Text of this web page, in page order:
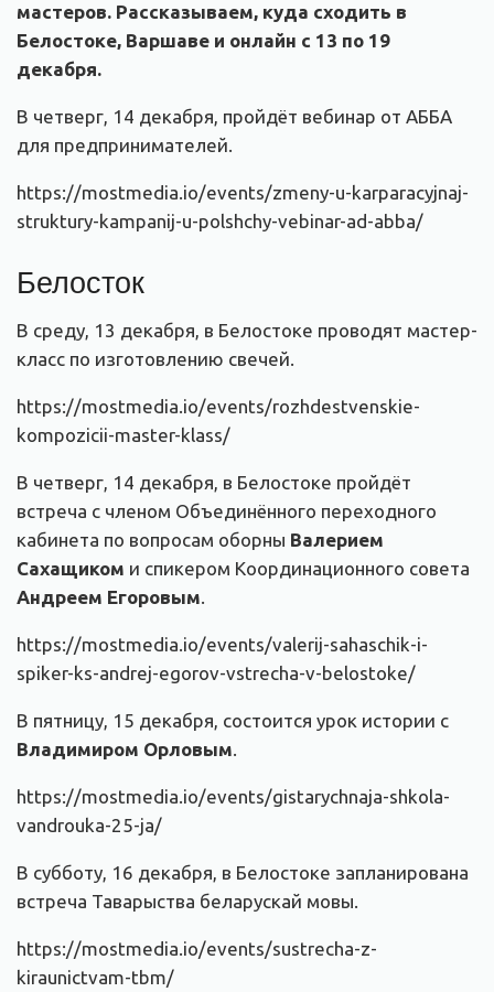
мастеров. Рассказываем, куда сходить в
Белостоке, Варшаве и онлайн с 13 по 19
декабря.
В четверг, 14 декабря, пройдёт вебинар от АББА
для предпринимателей.
https://mostmedia.io/events/zmeny-u-karparacyjnaj-
struktury-kampanij-u-polshchy-vebinar-ad-abba/
Белосток
В среду, 13 декабря, в Белостоке проводят мастер-
класс по изготовлению свечей.
https://mostmedia.io/events/rozhdestvenskie-
kompozicii-master-klass/
В четверг, 14 декабря, в Белостоке пройдёт
встреча с членом Объединённого переходного
кабинета по вопросам оборны Валерием
Сахащиком и спикером Координационного совета
Андреем Егоровым
https://mostmedia.io/events/valerij-sahaschik-i-
spiker-ks-andrej-egorov-vstrecha-v-belostoke/
В пятницу, 15 декабря, состоится урок истории с
Владимиром Орловым
https://mostmedia.io/events/gistarychnaja-shkola-
vandrouka-25-ja/
В субботу, 16 декабря, в Белостоке запланирована
встреча Таварыства беларускай мовы.
https://mostmedia.io/events/sustrecha-z-
kiraunictvam-tbm/